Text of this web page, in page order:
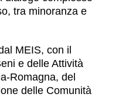
tra minoranza e
MEIS, con il
e delle Attività
Romagna, del
delle Comunità